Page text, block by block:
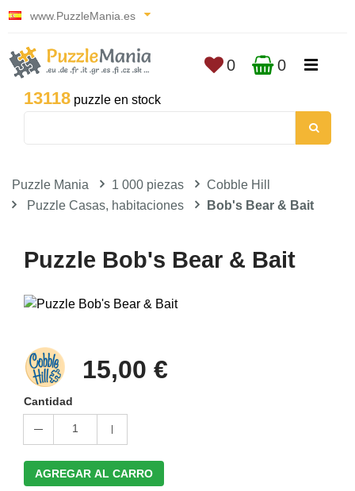
www.PuzzleMania.es
13118 puzzle en stock
0 0
Puzzle Mania 1 000 piezas
Cobble Hill
Puzzle Casas, habitaciones
Bob's Bear & Bait
Puzzle Bob's Bear & Bait
15,00 €
Cantidad
1
AGREGAR AL CARRO